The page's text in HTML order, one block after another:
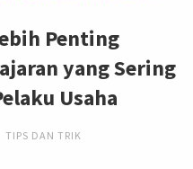
Penting
yang Sering
Usaha
TIPS DAN TRIK